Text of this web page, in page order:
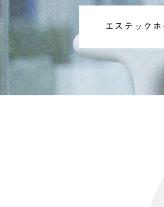
エステック